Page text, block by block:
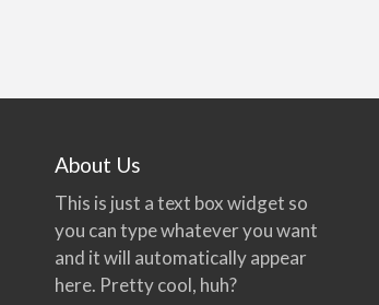
About Us
This is just a text box widget so
you can type whatever you want
and it will automatically appear
here. Pretty cool, huh?